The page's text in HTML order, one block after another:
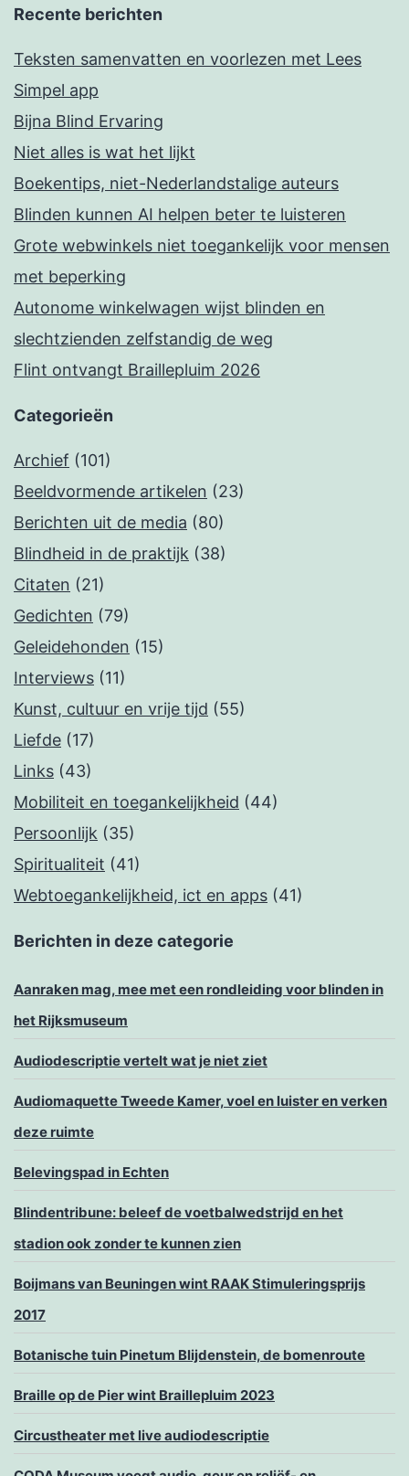
Recente berichten
Teksten samenvatten en voorlezen met Lees
Simpel app
Bijna Blind Ervaring
Niet alles is wat het lijkt
Boekentips, niet-Nederlandstalige auteurs
Blinden kunnen AI helpen beter te luisteren
Grote webwinkels niet toegankelijk voor mensen
met beperking
Autonome winkelwagen wijst blinden en
slechtzienden zelfstandig de weg
Flint ontvangt Braillepluim 2026
Categorieën
Archief (101)
Beeldvormende artikelen (23)
Berichten uit de media (80)
Blindheid in de praktijk (38)
Citaten (21)
Gedichten (79)
Geleidehonden (15)
Interviews (11)
Kunst, cultuur en vrije tijd (55)
Liefde (17)
Links (43)
Mobiliteit en toegankelijkheid (44)
Persoonlijk (35)
Spiritualiteit (41)
Webtoegankelijkheid, ict en apps (41)
Berichten in deze categorie
Aanraken mag, mee met een rondleiding voor blinden in
het Rijksmuseum
Audiodescriptie vertelt wat je niet ziet
Audiomaquette Tweede Kamer, voel en luister en verken
deze ruimte
Belevingspad in Echten
Blindentribune: beleef de voetbalwedstrijd en het
stadion ook zonder te kunnen zien
Boijmans van Beuningen wint RAAK Stimuleringsprijs
2017
Botanische tuin Pinetum Blijdenstein, de bomenroute
Braille op de Pier wint Braillepluim 2023
Circustheater met live audiodescriptie